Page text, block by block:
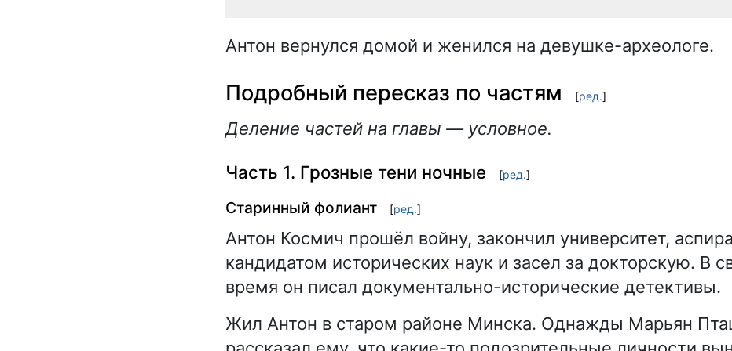
Антон вернулся домой и женился на девушке-археологе.
Подробный пересказ по частям [ред.]
Деление частей на главы — условное.
Часть 1. Грозные тени ночные [ред.]
Старинный фолиант [ред.]
Антон Космич прошёл войну, закончил университет,
кандидатом исторических наук и засел за докторскую. В
время он писал документально-исторические детективы.
Жил Антон в старом районе Минска. Однажды Марьян